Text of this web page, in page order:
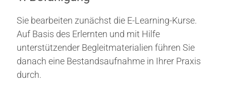
Sie bearbeiten zunächst die E-Learning-Kurse.
Auf Basis des Erlernten und mit Hilfe
unterstützender Begleitmaterialien führen Sie
danach eine Bestandsaufnahme in Ihrer Praxis
durch.